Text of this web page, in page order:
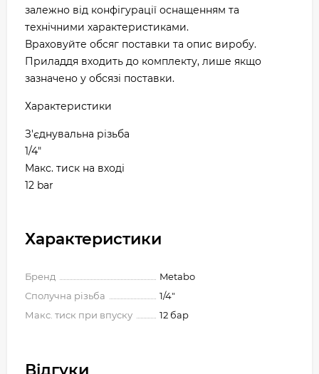
залежно від конфігурації оснащенням та
технічними характеристиками.
Враховуйте обсяг поставки та опис виробу.
Приладдя входить до комплекту, лише якщо
зазначено у обсязі поставки.
Характеристики
З'єднувальна різьба
1/4"
Макс. тиск на вході
12 bar
Характеристики
Бренд
Metabo
Сполучна різьба
1/4"
Макс. тиск при впуску
12 бар
Відгуки